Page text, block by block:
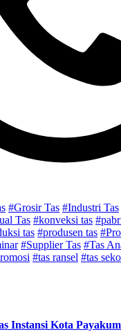
#Grosir Tas #Industri Tas
Tas #konveksi tas
tas #produsen tas
#Supplier Tas #Tas
#tas ransel #tas
Instansi Kota